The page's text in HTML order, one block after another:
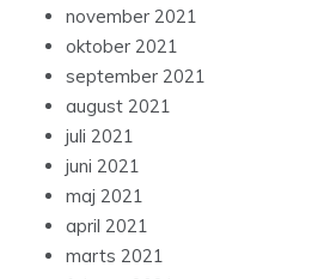
november 2021
oktober 2021
september 2021
august 2021
juli 2021
juni 2021
maj 2021
april 2021
marts 2021